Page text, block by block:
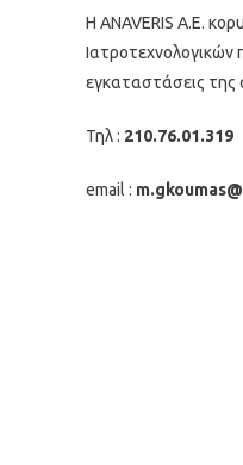
Η ANAVERIS A.E.
Ιατροτεχνολογικών
εγκαταστάσεις της
Τηλ : 210.76.01.319
email :